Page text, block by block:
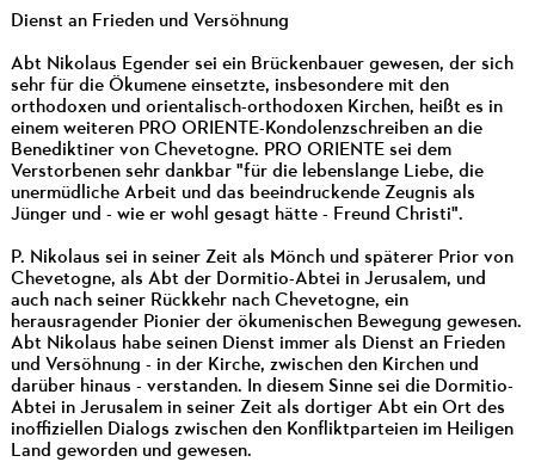
Dienst an Frieden und Versöhnung
Abt Nikolaus Egender sei ein Brückenbauer gewesen, der sich
sehr für die Ökumene einsetzte, insbesondere mit den
orthodoxen und orientalisch-orthodoxen Kirchen, heißt es in
einem weiteren PRO ORIENTE-Kondolenzschreiben an die
Benediktiner von Chevetogne. PRO ORIENTE sei dem
Verstorbenen sehr dankbar "für die lebenslange Liebe, die
unermüdliche Arbeit und das beeindruckende Zeugnis als
Jünger und - wie er wohl gesagt hätte - Freund Christi".
P. Nikolaus sei in seiner Zeit als Mönch und späterer Prior von
Chevetogne, als Abt der Dormitio-Abtei in Jerusalem, und
auch nach seiner Rückkehr nach Chevetogne, ein
herausragender Pionier der ökumenischen Bewegung gewesen.
Abt Nikolaus habe seinen Dienst immer als Dienst an Frieden
und Versöhnung - in der Kirche, zwischen den Kirchen und
darüber hinaus - verstanden. In diesem Sinne sei die Dormitio-
Abtei in Jerusalem in seiner Zeit als dortiger Abt ein Ort des
inoffiziellen Dialogs zwischen den Konfliktparteien im Heiligen
Land geworden und gewesen.